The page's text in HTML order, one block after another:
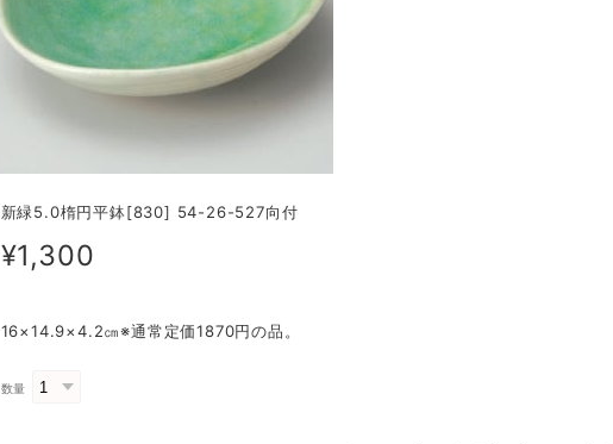
新緑5.0楕円平鉢[830] 54-26-527向付
¥1,300
16×14.9×4.2㎝※通常定価1870円の品。
数量